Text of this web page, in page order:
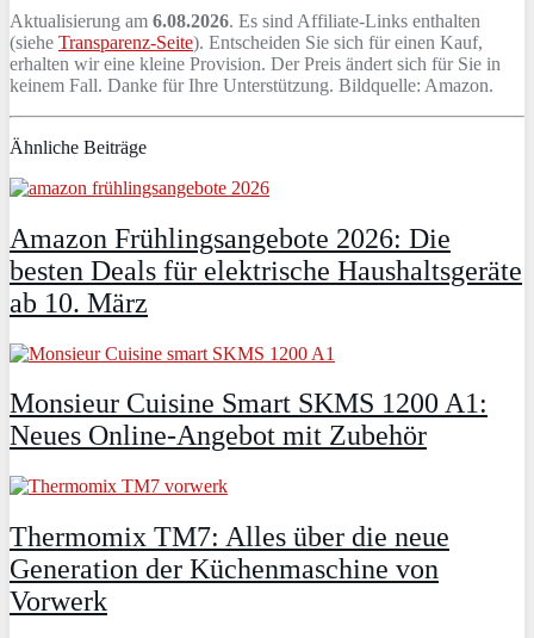
Aktualisierung am 6.08.2026. Es sind Affiliate-Links enthalten
(siehe Transparenz-Seite). Entscheiden Sie sich für einen Kauf,
erhalten wir eine kleine Provision. Der Preis ändert sich für Sie in
keinem Fall. Danke für Ihre Unterstützung. Bildquelle: Amazon.
Ähnliche Beiträge
Amazon Frühlingsangebote 2026: Die
besten Deals für elektrische Haushaltsgeräte
ab 10. März
Monsieur Cuisine Smart SKMS 1200 A1:
Neues Online-Angebot mit Zubehör
Thermomix TM7: Alles über die neue
Generation der Küchenmaschine von
Vorwerk